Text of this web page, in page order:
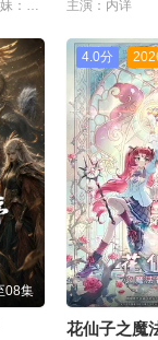
主演：锤锤：空落尽 梨妹：涩尕猫 主演：内详
08集
4.0分
花仙子之魔